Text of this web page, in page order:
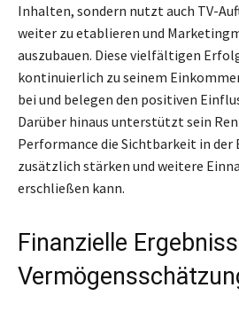
Inhalten, sondern nutzt auch TV-
weiter zu etablieren und
auszubauen. Diese vielfältigen
kontinuierlich zu seinem
bei und belegen den positiven
Darüber hinaus unterstützt sein
Performance die Sichtbarkeit in der
zusätzlich stärken und weitere
erschließen kann.
Finanzielle